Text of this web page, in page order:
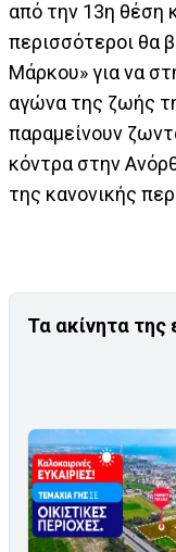
από την 13η θέση
περισσότεροι θα
Μάρκου» για να
αγώνα της ζωής
παραμείνουν
κόντρα στην
της κανονικής
Τα ακίνητα